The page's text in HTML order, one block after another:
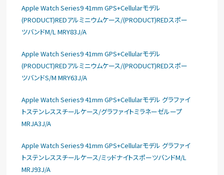
Apple Watch Series9 41mm GPS+Cellularモデル
(PRODUCT)REDアルミニウムケース/(PRODUCT)REDスポー
ツバンドM/L MRY83J/A
Apple Watch Series9 41mm GPS+Cellularモデル
(PRODUCT)REDアルミニウムケース/(PRODUCT)REDスポー
ツバンドS/M MRY63J/A
Apple Watch Series9 41mm GPS+Cellularモデル グラファイ
トステンレススチールケース/グラファイトミラネーゼループ
MRJA3J/A
Apple Watch Series9 41mm GPS+Cellularモデル グラファイ
トステンレススチールケース/ミッドナイトスポーツバンドM/L
MRJ93J/A